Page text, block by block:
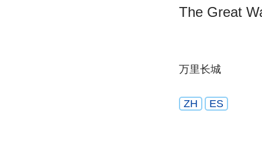
The Great
万里长城
ZH ES